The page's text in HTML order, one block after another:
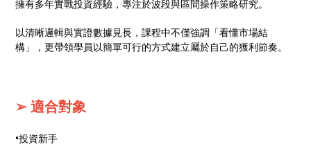
擁有多年實戰投資經驗，專注於波段與區間操作策略研究。
以清晰邏輯與實證數據見長，課程中不僅強調「看懂市場結
構」，更帶領學員以簡單可行的方式建立屬於自己的獲利節奏。
➢ 適合對象
•投資新手